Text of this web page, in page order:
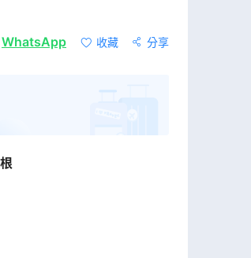
WhatsApp 收藏
分享